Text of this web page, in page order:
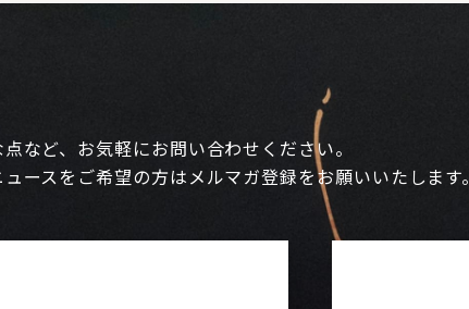
など、お気軽にお問い合わせください。
ースをご希望の方はメルマガ登録をお願いいたします。